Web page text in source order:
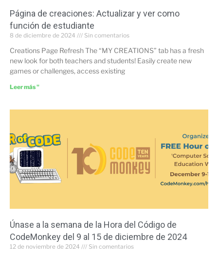
Página de creaciones: Actualizar y ver como
función de estudiante
8 de diciembre de 2024 Sin comentarios
Creations Page Refresh The “MY CREATIONS” tab has a fresh
new look for both teachers and students! Easily create new
games or challenges, access existing
Leer más "
Únase a la semana de la Hora del Código de
CodeMonkey del 9 al 15 de diciembre de 2024
12 de noviembre de 2024 Sin comentarios